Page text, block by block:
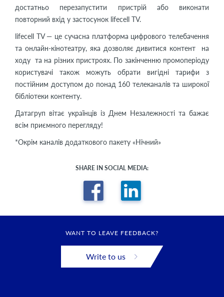
достатньо перезапустити пристрій або виконати
повторний вхід у застосунок lifecell TV.
lifecell TV — це сучасна платформа цифрового телебачення
та онлайн-кінотеатру, яка дозволяє дивитися контент на
ходу та на різних пристроях. По закінченню промоперіоду
користувачі також можуть обрати вигідні тарифи з
постійним доступом до понад 160 телеканалів та широкої
бібліотеки контенту.
Датагруп вітає українців із Днем Незалежності та бажає
всім приємного перегляду!
*Окрім каналів додаткового пакету «Нічний»
SHARE IN SOCIAL MEDIA:
WANT TO LEAVE FEEDBACK?
Write to us